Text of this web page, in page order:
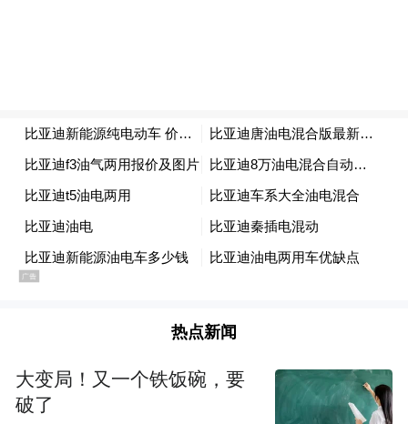
热点新闻
大变局！又一个铁饭碗，要
破了